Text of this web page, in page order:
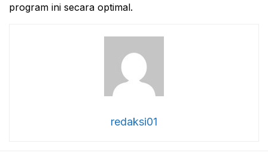
program ini secara optimal.
redaksi01